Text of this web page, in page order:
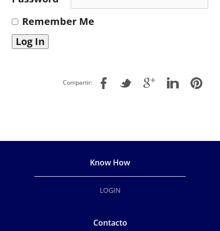
Remember Me
Compartir:
Know How
LOGIN
Contacto